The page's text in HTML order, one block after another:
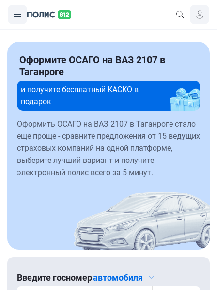
Оформите ОСАГО на ВАЗ 2107 в
Таганроге
и получите бесплатный КАСКО в
подарок
Оформить ОСАГО на ВАЗ 2107 в Таганроге стало
еще проще - сравните предложения от 15 ведущих
страховых компаний на одной платформе,
выберите лучший вариант и получите
электронный полис всего за 5 минут.
Введите госномеравтомобиля